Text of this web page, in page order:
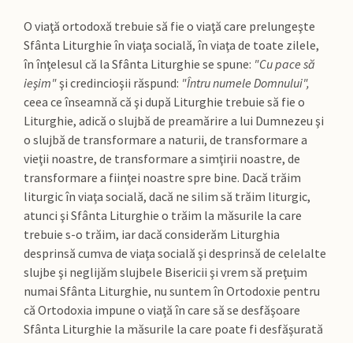
O viaţă ortodoxă trebuie să fie o viaţă care prelungeşte
Sfânta Liturghie în viaţa socială, în viaţa de toate zilele,
în înţelesul că la Sfânta Liturghie se spune: "Cu pace să
ieşim"şi credincioşii răspund: "Întru numele Domnului",
ceea ce înseamnă că şi după Liturghie trebuie să fie o
Liturghie, adică o slujbă de preamărire a lui Dumnezeu şi
o slujbă de transformare a naturii, de transformare a
vieţii noastre, de transformare a simţirii noastre, de
transformare a fiinţei noastre spre bine. Dacă trăim
liturgic în viaţa socială, dacă ne silim să trăim liturgic,
atunci şi Sfânta Liturghie o trăim la măsurile la care
trebuie s-o trăim, iar dacă considerăm Liturghia
desprinsă cumva de viaţa socială şi desprinsă de celelalte
slujbe şi neglijăm slujbele Bisericii şi vrem să preţuim
numai Sfânta Liturghie, nu suntem în Ortodoxie pentru
că Ortodoxia impune o viaţă în care să se desfăşoare
Sfânta Liturghie la măsurile la care poate fi desfăşurată